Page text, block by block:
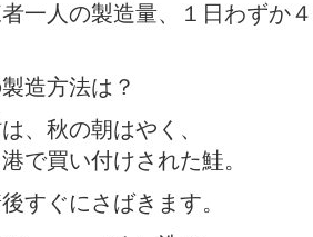
一人の製造量、１日わずか
造方法は？
、秋の朝はやく、
で買い付けされた鮭。
すぐにさばきます。